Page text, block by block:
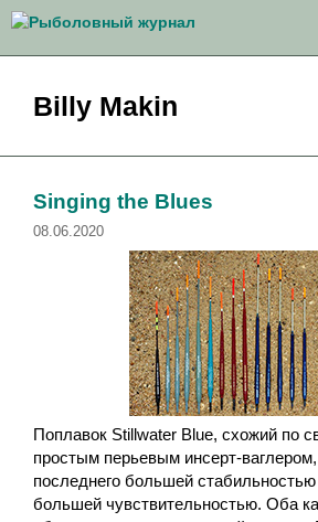
Перейти
содержимому
Billy Makin
Singing the Blues
08.06.2020
Поплавок Stillwater Blue, схожий по
простым перьевым инсерт-
последнего большей
большей чувствительностью. Оба